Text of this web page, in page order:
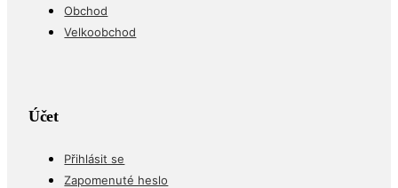
Obchod
Velkoobchod
Účet
Přihlásit se
Zapomenuté heslo